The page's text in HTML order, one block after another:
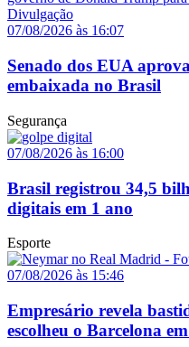
07/08/2026 às 16:07
Senado dos EUA
embaixada no Brasil
Segurança
07/08/2026 às 16:00
Brasil registrou 34,5
digitais em 1 ano
Esporte
07/08/2026 às 15:46
Empresário revela
escolheu o Barcelona